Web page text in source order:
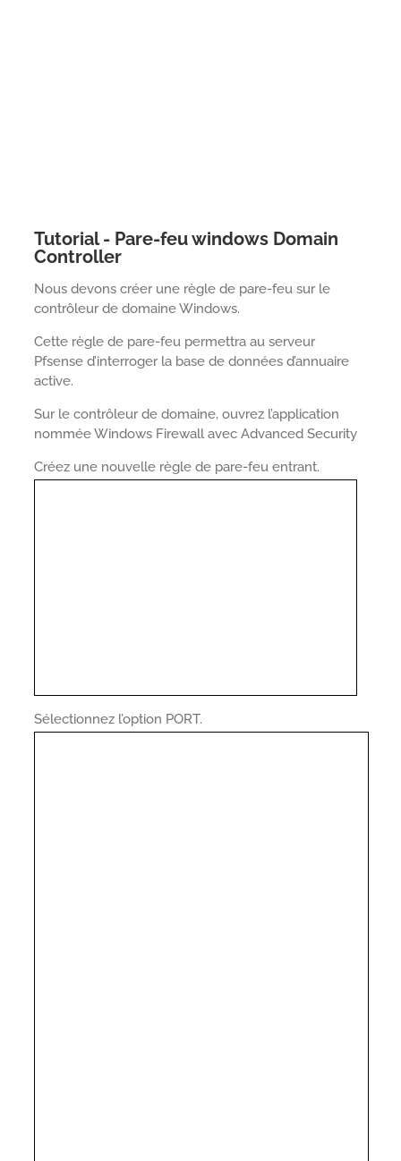
Tutorial - Pare-feu windows Domain
Controller
Nous devons créer une règle de pare-feu sur le
contrôleur de domaine Windows.
Cette règle de pare-feu permettra au serveur
Pfsense d’interroger la base de données d’annuaire
active.
Sur le contrôleur de domaine, ouvrez l’application
nommée Windows Firewall avec Advanced Security
Créez une nouvelle règle de pare-feu entrant.
Sélectionnez l’option PORT.